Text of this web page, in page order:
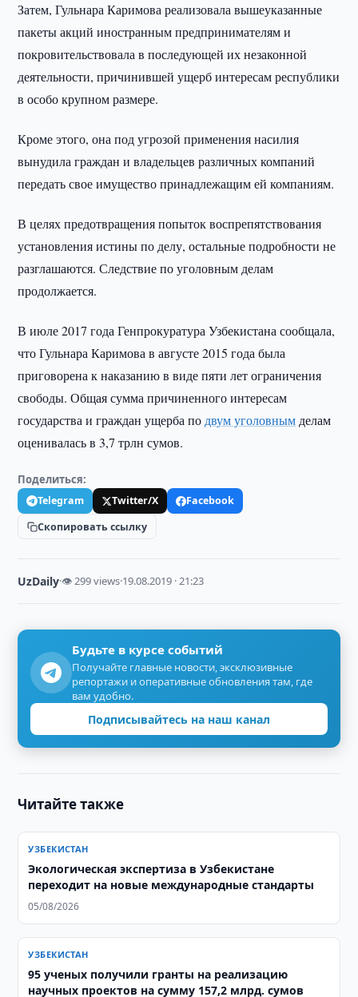
Затем, Гульнара Каримова реализовала вышеуказанные
пакеты акций иностранным предпринимателям и
покровительствовала в последующей их незаконной
деятельности, причинившей ущерб интересам республики
в особо крупном размере.
Кроме этого, она под угрозой применения насилия
вынудила граждан и владельцев различных компаний
передать свое имущество принадлежащим ей компаниям.
В целях предотвращения попыток воспрепятствования
установления истины по делу, остальные подробности не
разглашаются. Следствие по уголовным делам
продолжается.
В июле 2017 года Генпрокуратура Узбекистана сообщала,
что Гульнара Каримова в августе 2015 года была
приговорена к наказанию в виде пяти лет ограничения
свободы. Общая сумма причиненного интересам
государства и граждан ущерба по двум уголовным делам
оценивалась в 3,7 трлн сумов.
Поделиться:
Telegram Twitter/X
Facebook
Скопировать ссылку
UzDaily·👁 299 views·19.08.2019 · 21:23
Будьте в курсе событий
Получайте главные новости, эксклюзивные
репортажи и оперативные обновления там, где
вам удобно.
Подписывайтесь на наш канал
Читайте также
УЗБЕКИСТАН
Экологическая экспертиза в Узбекистане
переходит на новые международные стандарты
05/08/2026
УЗБЕКИСТАН
95 ученых получили гранты на реализацию
научных проектов на сумму 157,2 млрд. сумов